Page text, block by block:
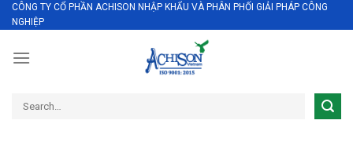
Skip
to
content
CÔNG TY CỔ PHẦN ACHISON NHẬP KHẨU VÀ PHÂN PHỐI GIẢI PHÁP CÔNG
NGHIỆP
Search